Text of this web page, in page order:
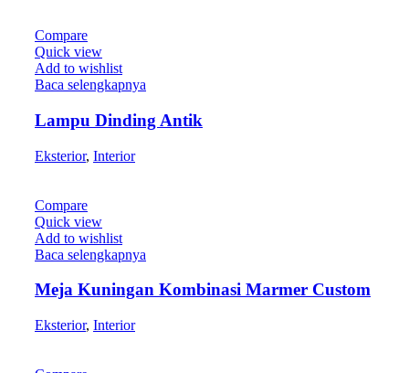
Compare
Quick view
Add to wishlist
Baca selengkapnya
Lampu Dinding Antik
Eksterior, Interior
Compare
Quick view
Add to wishlist
Baca selengkapnya
Meja Kuningan Kombinasi Marmer Custom
Eksterior, Interior